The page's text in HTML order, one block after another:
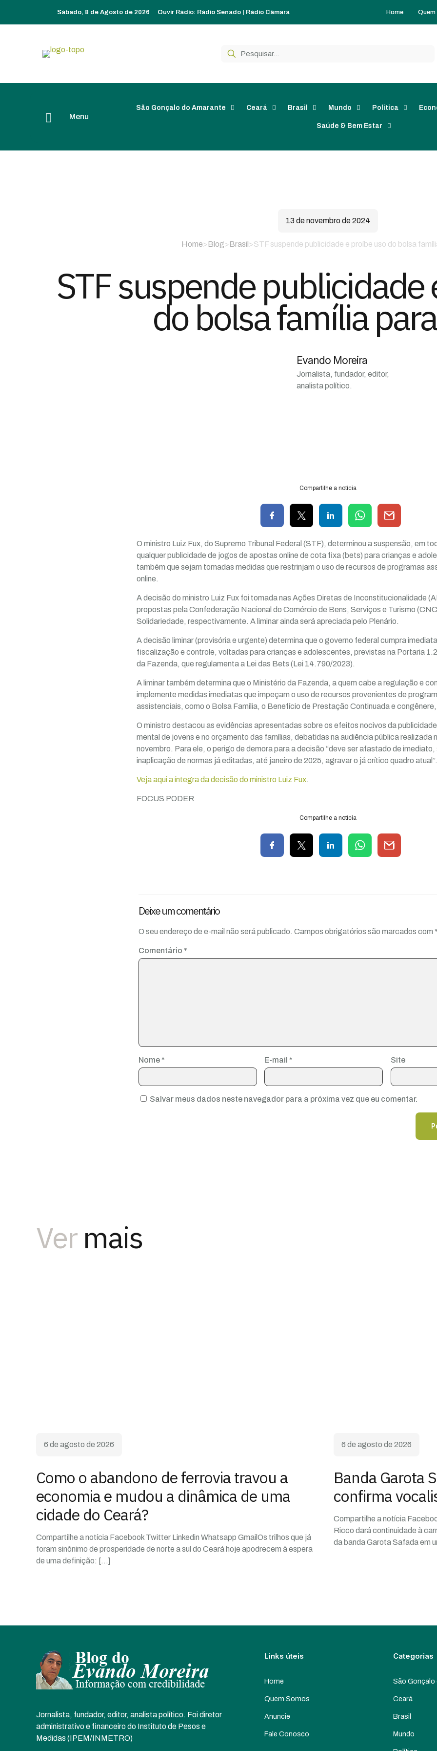
Sábado, 8 de Agosto de 2026 Ouvir Rádio: Rádio Senado Rádio Câmara Home
Menu
São Gonçalo do Amarante Ceará Brasil Mundo Política
Saúde & Bem Estar
13 de novembro de 2024
Home>Blog>Brasil >STF suspende publicidade e proíbe uso do bolsa
STF suspende publicidade
do bolsa família
Evando Moreira
Jornalista, fundador, editor,
analista político.
Compartilhe a notícia
O ministro Luiz Fux, do Supremo Tribunal Federal (STF), determinou a suspensão, em
qualquer publicidade de jogos de apostas online de cota fixa (bets) para crianças e
também que sejam tomadas medidas que restrinjam o uso de recursos de programas
online.
A decisão do ministro Luiz Fux foi tomada nas Ações Diretas de Inconstitucionalidade
propostas pela Confederação Nacional do Comércio de Bens, Serviços e Turismo
Solidariedade, respectivamente. A liminar ainda será apreciada pelo Plenário.
A decisão liminar (provisória e urgente) determina que o governo federal cumpra
fiscalização e controle, voltadas para crianças e adolescentes, previstas na Portaria
da Fazenda, que regulamenta a Lei das Bets (Lei 14.790/2023).
A liminar também determina que o Ministério da Fazenda, a quem cabe a regulação e
implemente medidas imediatas que impeçam o uso de recursos provenientes de
assistenciais, como o Bolsa Família, o Benefício de Prestação Continuada e
O ministro destacou as evidências apresentadas sobre os efeitos nocivos da
mental de jovens e no orçamento das famílias, debatidas na audiência pública realizada
novembro. Para ele, o perigo de demora para a decisão “deve ser afastado de imediato,
inaplicação de normas já editadas, até janeiro de 2025, agravar o já crítico quadro atual”.
Veja aqui a íntegra da decisão do ministro Luiz Fux.
FOCUS PODER
Compartilhe a notícia
Deixe um comentário
O seu endereço de e-mail não será publicado. Campos obrigatórios são marcados com
Comentário *
Nome * E-mail * Site
Salvar meus dados neste navegador para a próxima vez que eu comentar.
Ver mais
6 de agosto de 2026
Como o abandono de ferrovia travou a
economia e mudou a dinâmica de uma
cidade do Ceará?
Compartilhe a notícia Facebook Twitter Linkedin Whatsapp GmailOs trilhos que já
foram sinônimo de prosperidade de norte a sul do Ceará hoje apodrecem à espera
de uma definição: […]
6 de agosto de 2026
Banda Garota
confirma
Compartilhe a notícia
Ricco dará continuidade à
da banda Garota Safada em
Jornalista, fundador, editor, analista político. Foi diretor
administrativo e financeiro do Instituto de Pesos e
Medidas (IPEM/INMETRO)
Links úteis
Home
Quem Somos
Anuncie
Fale Conosco
Categorias
São
Ceará
Brasil
Mundo